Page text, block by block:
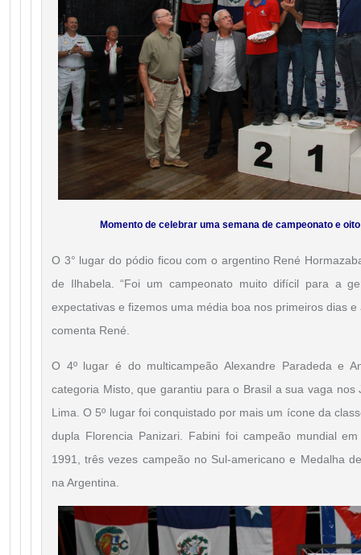
Momento de celebrar uma semana de campeonato e
O 3° lugar do pódio ficou com o argentino René
de Ilhabela. “Foi um campeonato muito difícil para a
expectativas e fizemos uma média boa nos primeiros dias
comenta René.
O 4º lugar é do multicampeão Alexandre Paradeda e
categoria Misto, que garantiu para o Brasil a sua vaga nos
Lima. O 5º lugar foi conquistado por mais um ícone da
dupla Florencia Panizari. Fabini foi campeão mundial
1991, três vezes campeão no Sul-americano e Medalha
na Argentina.